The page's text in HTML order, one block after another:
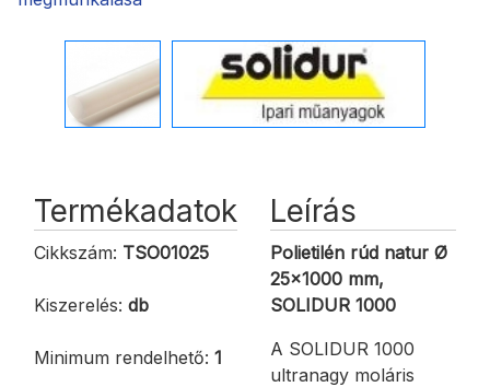
Termékadatok
Cikkszám: TSO01025
Kiszerelés: db
Minimum rendelhető: 1
Leírás
Polietilén rúd natur Ø
25x1000 mm,
SOLIDUR 1000
A SOLIDUR 1000
ultranagy moláris